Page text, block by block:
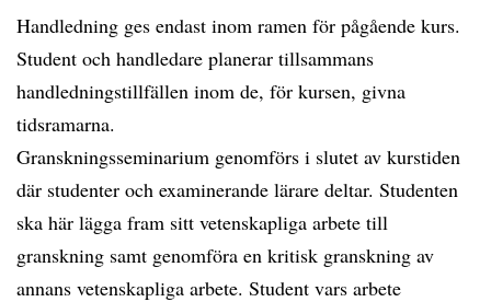
Handledning ges endast inom ramen för pågående kurs.
Student och handledare planerar tillsammans
handledningstillfällen inom de, för kursen, givna
tidsramarna.
Granskningsseminarium genomförs i slutet av kurstiden
där studenter och examinerande lärare deltar. Studenten
ska här lägga fram sitt vetenskapliga arbete till
granskning samt genomföra en kritisk granskning av
annans vetenskapliga arbete. Student vars arbete